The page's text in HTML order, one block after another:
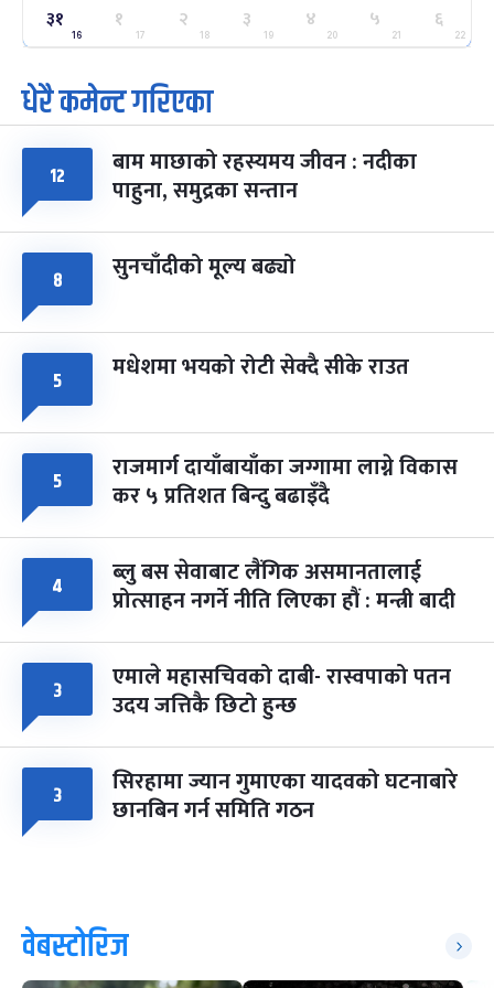
२५
मंगल
ग्याल्पो ल्होसार
फाल्गुन २५, २०८३ Mar 9, 2027
७ महिना बाँकी
७
आइत
पूर्णिमा व्रत
चैत्र ७, २०८३-Mar 21, 2027
८ फागुपूर्णिमा
चैत्र ८, २०८३-Mar 22, 2027
७ महिना बाँकी
३१
16
१
17
२
18
३
19
४
20
५
21
६
22
धेरै कमेन्ट गरिएका
१२ बाम माछाको रहस्यमय जीवन : नदीका
पाहुना, समुद्रका सन्तान
८ सुनचाँदीको मूल्य बढ्यो
५ मधेशमा भयको रोटी सेक्दै सीके राउत
५ राजमार्ग दायाँबायाँका जग्गामा लाग्ने विकास
कर ५ प्रतिशत बिन्दु बढाइँदै
४ ब्लु बस सेवाबाट लैंगिक असमानतालाई
प्रोत्साहन नगर्ने नीति लिएका हौं : मन्त्री बादी
३ एमाले महासचिवको दाबी- रास्वपाको पतन
उदय जत्तिकै छिटो हुन्छ
३ सिरहामा ज्यान गुमाएका यादवको घटनाबारे
छानबिन गर्न समिति गठन
वेबस्टोरिज